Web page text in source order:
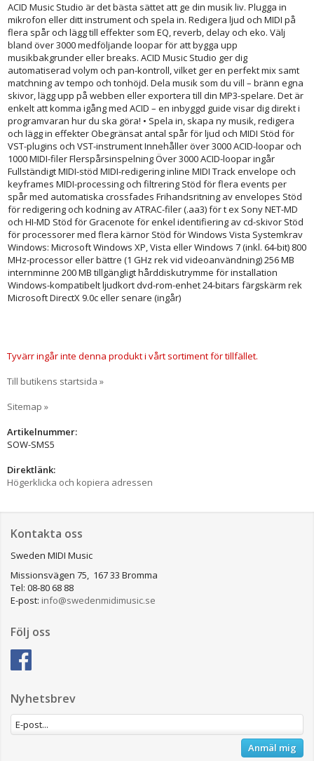
ACID Music Studio är det bästa sättet att ge din musik liv. Plugga in
mikrofon eller ditt instrument och spela in. Redigera ljud och MIDI på
flera spår och lägg till effekter som EQ, reverb, delay och eko. Välj
bland över 3000 medföljande loopar för att bygga upp
musikbakgrunder eller breaks. ACID Music Studio ger dig
automatiserad volym och pan-kontroll, vilket ger en perfekt mix samt
matchning av tempo och tonhöjd. Dela musik som du vill – bränn egna
skivor, lägg upp på webben eller exportera till din MP3-spelare. Det är
enkelt att komma igång med ACID – en inbyggd guide visar dig direkt i
programvaran hur du ska göra! • Spela in, skapa ny musik, redigera
och lägg in effekter Obegränsat antal spår för ljud och MIDI Stöd för
VST-plugins och VST-instrument Innehåller över 3000 ACID-loopar och
1000 MIDI-filer Flerspårsinspelning Över 3000 ACID-loopar ingår
Fullständigt MIDI-stöd MIDI-redigering inline MIDI Track envelope och
keyframes MIDI-processing och filtrering Stöd för flera events per
spår med automatiska crossfades Frihandsritning av envelopes Stöd
för redigering och kodning av ATRAC-filer (.aa3) för t ex Sony NET-MD
och HI-MD Stöd för Gracenote för enkel identifiering av cd-skivor Stöd
för processorer med flera kärnor Stöd för Windows Vista Systemkrav
Windows: Microsoft Windows XP, Vista eller Windows 7 (inkl. 64-bit) 800
MHz-processor eller bättre (1 GHz rek vid videoanvändning) 256 MB
internminne 200 MB tillgängligt hårddiskutrymme för installation
Windows-kompatibelt ljudkort dvd-rom-enhet 24-bitars färgskärm rek
Microsoft DirectX 9.0c eller senare (ingår)
Tyvärr ingår inte denna produkt i vårt sortiment för tillfället.
Till butikens startsida »
Sitemap »
Artikelnummer:
SOW-SMS5
Direktlänk:
Högerklicka och kopiera adressen
Kontakta oss
Sweden MIDI Music
Missionsvägen 75, 167 33 Bromma
Tel: 08-80 68 88
E-post: info@swedenmidimusic.se
Följ oss
Nyhetsbrev
Anmäl mig